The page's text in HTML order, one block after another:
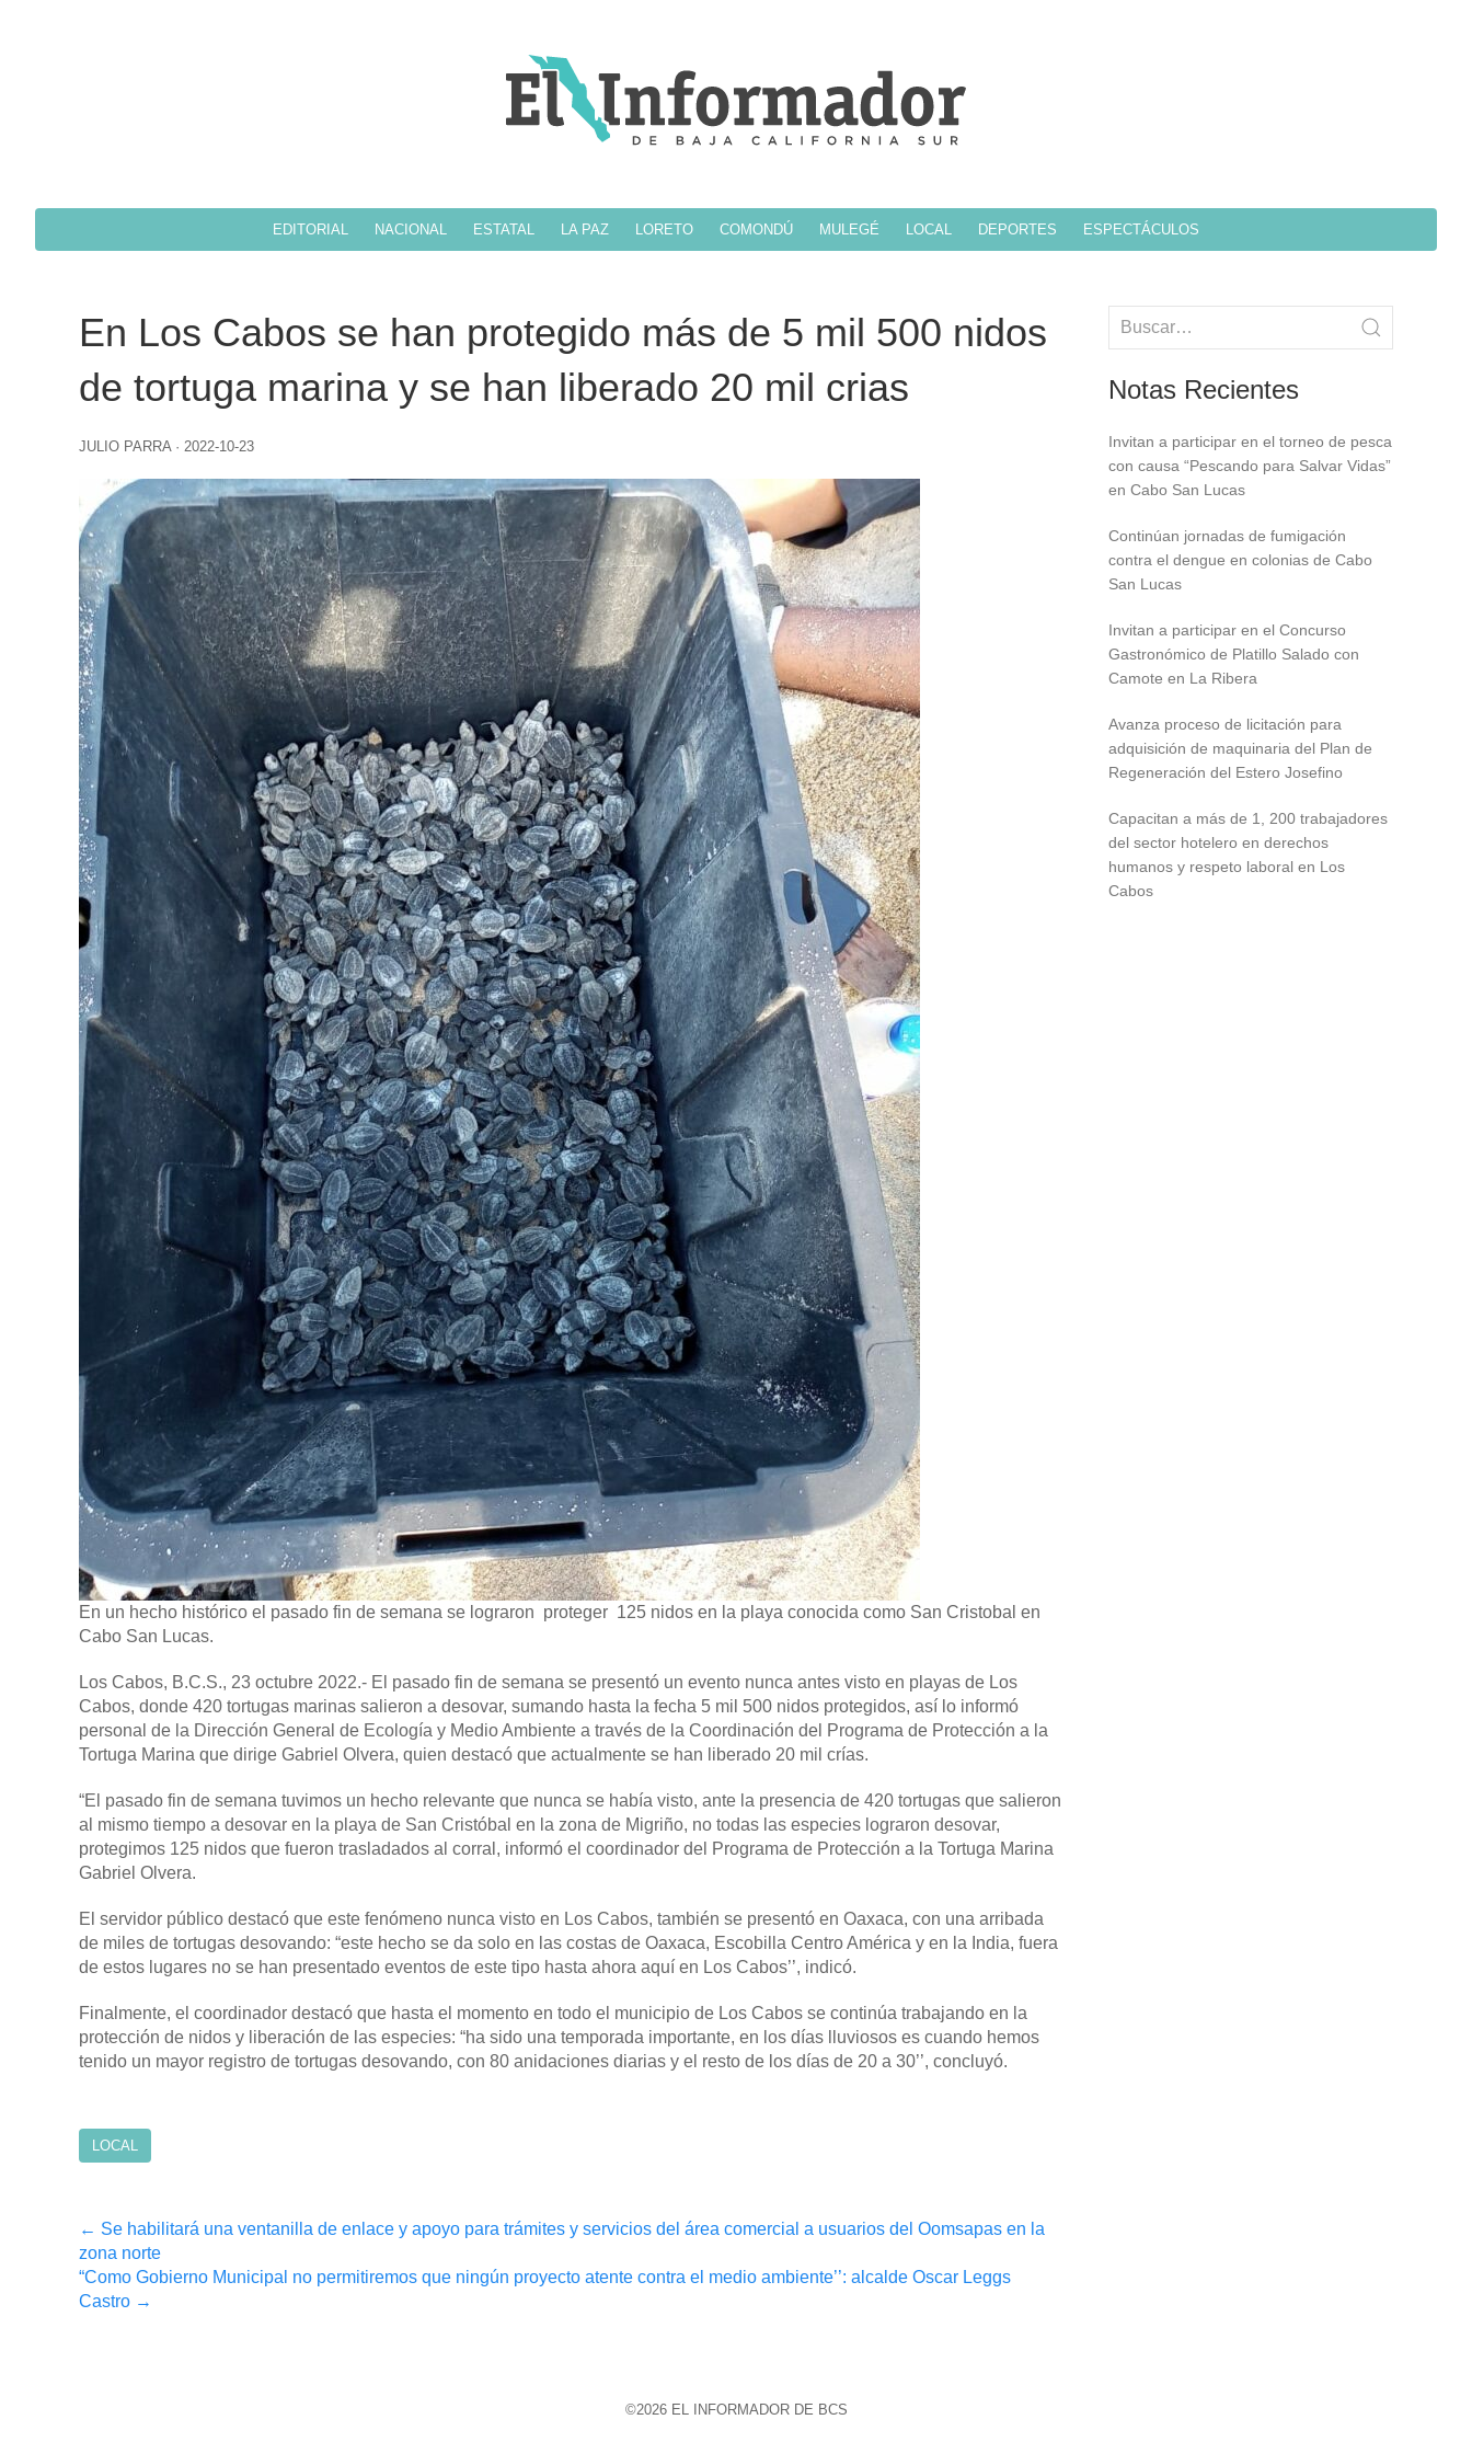
EDITORIAL NACIONAL ESTATAL LA PAZ LORETO COMONDÚ MULEGÉ LOCAL DEPORTES ESPECTÁCULOS
En Los Cabos se han protegido más de 5 mil 500 nidos
de tortuga marina y se han liberado 20 mil crias
JULIO PARRA · 2022-10-23
En un hecho histórico el pasado fin de semana se lograron proteger 125 nidos en la playa conocida como San Cristobal en
Cabo San Lucas.
Los Cabos, B.C.S., 23 octubre 2022.- El pasado fin de semana se presentó un evento nunca antes visto en playas de Los
Cabos, donde 420 tortugas marinas salieron a desovar, sumando hasta la fecha 5 mil 500 nidos protegidos, así lo informó
personal de la Dirección General de Ecología y Medio Ambiente a través de la Coordinación del Programa de Protección a la
Tortuga Marina que dirige Gabriel Olvera, quien destacó que actualmente se han liberado 20 mil crías.
“El pasado fin de semana tuvimos un hecho relevante que nunca se había visto, ante la presencia de 420 tortugas que salieron
al mismo tiempo a desovar en la playa de San Cristóbal en la zona de Migriño, no todas las especies lograron desovar,
protegimos 125 nidos que fueron trasladados al corral, informó el coordinador del Programa de Protección a la Tortuga Marina
Gabriel Olvera.
El servidor público destacó que este fenómeno nunca visto en Los Cabos, también se presentó en Oaxaca, con una arribada
de miles de tortugas desovando: “este hecho se da solo en las costas de Oaxaca, Escobilla Centro América y en la India, fuera
de estos lugares no se han presentado eventos de este tipo hasta ahora aquí en Los Cabos’’, indicó.
Finalmente, el coordinador destacó que hasta el momento en todo el municipio de Los Cabos se continúa trabajando en la
protección de nidos y liberación de las especies: “ha sido una temporada importante, en los días lluviosos es cuando hemos
tenido un mayor registro de tortugas desovando, con 80 anidaciones diarias y el resto de los días de 20 a 30’’, concluyó.
LOCAL
Post
navigation
← Se habilitará una ventanilla de enlace y apoyo para trámites y servicios del área comercial a usuarios del Oomsapas en la
zona norte
“Como Gobierno Municipal no permitiremos que ningún proyecto atente contra el medio ambiente’’: alcalde Oscar Leggs
Castro →
Notas Recientes
Invitan a participar en el torneo de pesca
con causa “Pescando para Salvar Vidas”
en Cabo San Lucas
Continúan jornadas de fumigación
contra el dengue en colonias de Cabo
San Lucas
Invitan a participar en el Concurso
Gastronómico de Platillo Salado con
Camote en La Ribera
Avanza proceso de licitación para
adquisición de maquinaria del Plan de
Regeneración del Estero Josefino
Capacitan a más de 1, 200 trabajadores
del sector hotelero en derechos
humanos y respeto laboral en Los
Cabos
©2026 EL INFORMADOR DE BCS